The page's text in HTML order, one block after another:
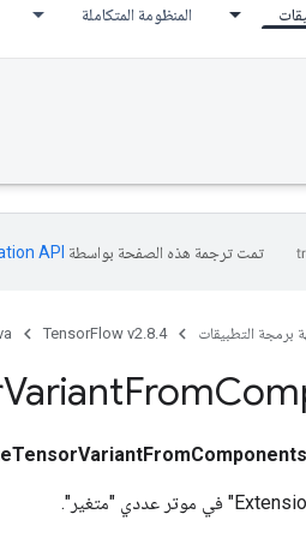
المنظومة المتكاملة
تمت ترجمة هذه الصفحة بواسطة API‏
برمجة التطبيقات TensorFlow v2.8.4
VariantFrom